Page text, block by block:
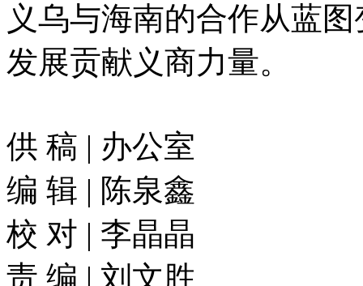
义乌与海南的合作从蓝
发展贡献义商力量。
供 稿 | 办公室
编 辑 | 陈泉鑫
校 对 | 李晶晶
责 编 | 刘文胜